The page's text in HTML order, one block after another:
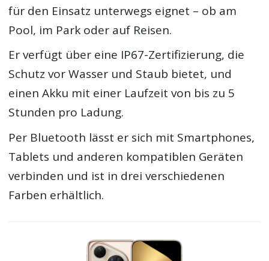
für den Einsatz unterwegs eignet – ob am
Pool, im Park oder auf Reisen.
Er verfügt über eine IP67-Zertifizierung, die
Schutz vor Wasser und Staub bietet, und
einen Akku mit einer Laufzeit von bis zu 5
Stunden pro Ladung.
Per Bluetooth lässt er sich mit Smartphones,
Tablets und anderen kompatiblen Geräten
verbinden und ist in drei verschiedenen
Farben erhältlich.